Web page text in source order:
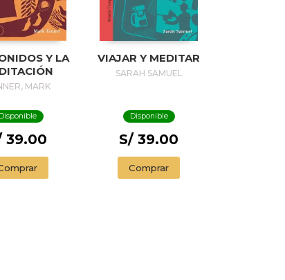
Y LA
MARK
Disponible
39.00
VIAJAR Y MEDITAR
SARAH SAMUEL
Disponible
S/ 39.00
Comprar